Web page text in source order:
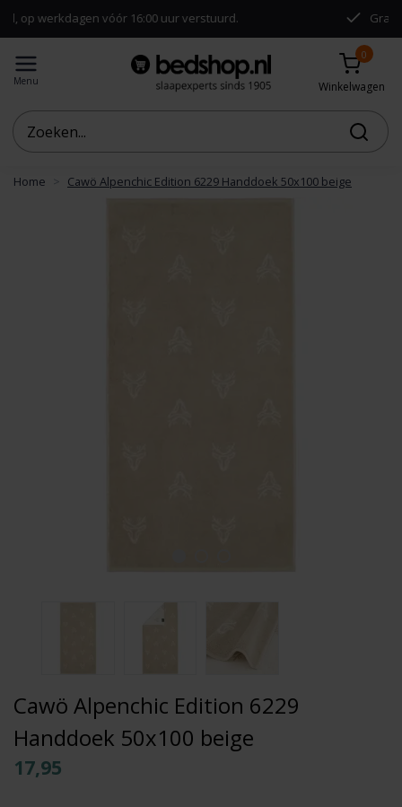
vóór 16:00 uur verstuurd. Gratis
Menu
0
Winkelwagen
Home Cawö Alpenchic Edition 6229 Handdoek 50x100 beige
Cawö Alpenchic Edition 6229
Handdoek 50x100 beige
17,95